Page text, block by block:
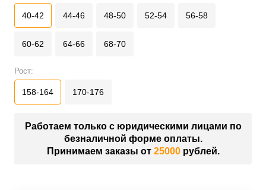
40-42 44-46 48-50 52-54 56-58
60-62 64-66 68-70
Рост:
158-164 170-176
Работаем только с юридическими лицами по
безналичной форме оплаты.
Принимаем заказы от 25000рублей.